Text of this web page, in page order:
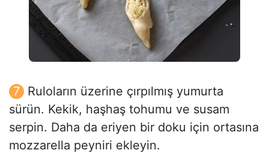
Ruloların üzerine çırpılmış yumurta
sürün. Kekik, haşhaş tohumu ve susam
serpin. Daha da eriyen bir doku için ortasına
mozzarella peyniri ekleyin.